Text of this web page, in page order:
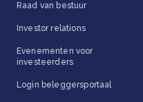
Raad van bestuur
Investor relations
Evenementen voor
investeerders
Login beleggersportaal